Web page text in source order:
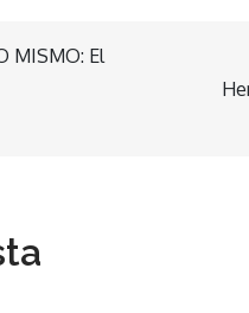
MISMO: El